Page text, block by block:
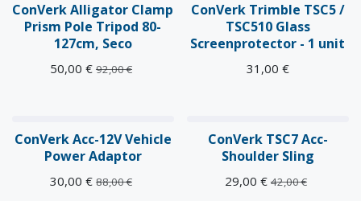
ConVerk Alligator Clamp
Prism Pole Tripod 80-
127cm, Seco
50,00 € 92,00€
ConVerk Trimble TSC5 /
TSC510 Glass
Screenprotector - 1 unit
31,00 €
ConVerk Acc-12V Vehicle
Power Adaptor
30,00 € 88,00€
ConVerk TSC7 Acc-
Shoulder Sling
29,00 € 42,00€